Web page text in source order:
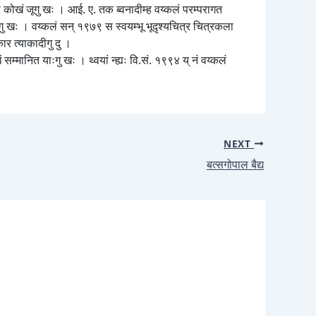
कोखं जूगु खः । आई. ए. तक ब्वनादीम्ह वय्कलं परम्परागत
खः । वय्कलं सन् १९७९ स स्वयम्भू भूदृश्यचित्र चित्रकला
त्याकादीगु दु ।
याःगु खः । थ्वयां न्ह्यः वि.सं. १९९४ य् नं वय्कलं
NEXT
बत्सगोपाल बैद्य